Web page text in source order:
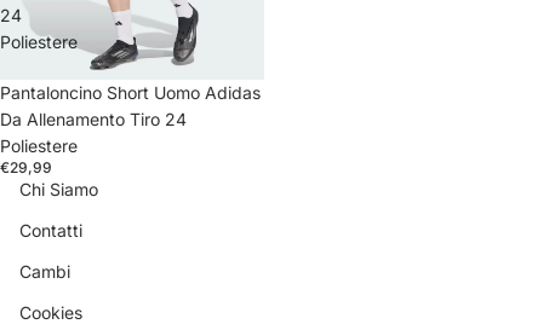
24
Poliestere
Pantaloncino Short Uomo Adidas
Da Allenamento Tiro 24
Poliestere
€29,99
Chi Siamo
Contatti
Cambi
Cookies